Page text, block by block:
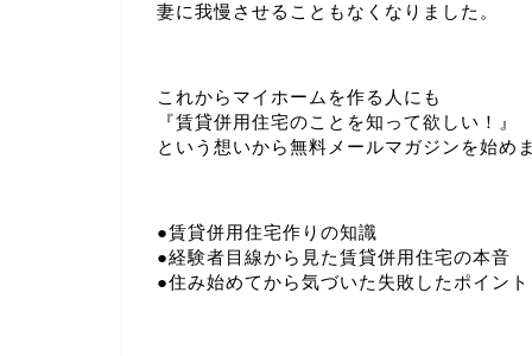
妻に我慢させることもなくなりました。
これからマイホームを作る人にも
『賃貸併用住宅のことを知って欲しい！』
という想いから無料メールマガジンを始め
●賃貸併用住宅作りの知識
●経験者目線から見た賃貸併用住宅の本音
●住み始めてから気づいた失敗したポイント